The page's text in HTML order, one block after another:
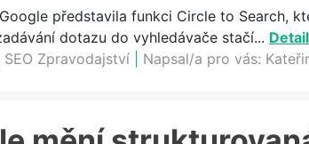
představila funkci Circle to Search,
dotazu do vyhledávače stačí...
SEO Zpravodajství Napsal/a pro vás: